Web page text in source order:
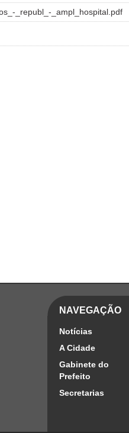
_republ_-_ampl_hospital.pdf
NAVEGAÇÃO
Notícias
A Cidade
Gabinete do
Prefeito
Secretarias